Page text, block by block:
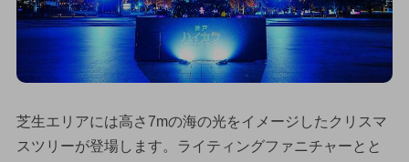
芝生エリアには高さ7mの海の光をイメージしたクリスマ
スツリーが登場します。ライティングファニチャーとと